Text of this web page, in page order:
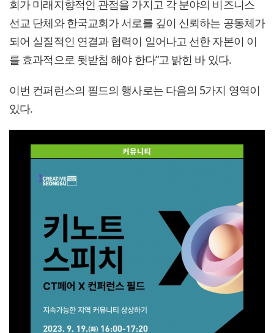
회가 미래지향적인 관점을 가지고 각 분야의 비즈니스
선교 단체와 한국교회가 서로를 깊이 신뢰하는 공동체가
되어 실질적인 연결과 협력이 일어나고 선한 자본이 이
를 효과적으로 뒷받침 해야 한다”고 밝힌 바 있다.
이번 컨퍼런스의 필드의 행사로는 다음의 5가지 영역이
있다.